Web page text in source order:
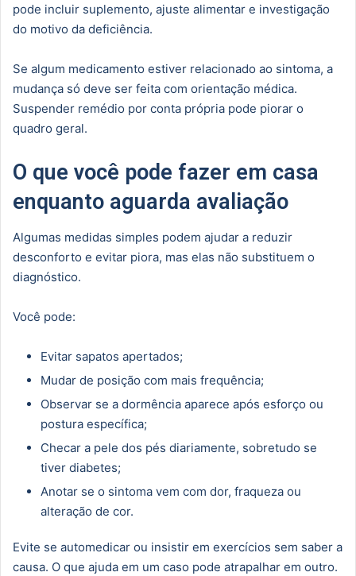
pode incluir suplemento, ajuste alimentar e investigação
do motivo da deficiência.
Se algum medicamento estiver relacionado ao sintoma, a
mudança só deve ser feita com orientação médica.
Suspender remédio por conta própria pode piorar o
quadro geral.
O que você pode fazer em casa
enquanto aguarda avaliação
Algumas medidas simples podem ajudar a reduzir
desconforto e evitar piora, mas elas não substituem o
diagnóstico.
Você pode:
Evitar sapatos apertados;
Mudar de posição com mais frequência;
Observar se a dormência aparece após esforço ou
postura específica;
Checar a pele dos pés diariamente, sobretudo se
tiver diabetes;
Anotar se o sintoma vem com dor, fraqueza ou
alteração de cor.
Evite se automedicar ou insistir em exercícios sem saber a
causa. O que ajuda em um caso pode atrapalhar em outro.